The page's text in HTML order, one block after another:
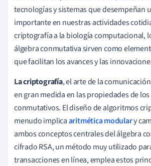
tecnologías y sistemas que desempeñan
importante en nuestras actividades
criptografía a la biología computacional,
álgebra conmutativa sirven como
que facilitan los avances y las
La criptografía, el arte de la
en gran medida en las propiedades de
conmutativos. El diseño de algoritmos
menudo implicaaritmética modulary
ambos conceptos centrales del álgebra
cifrado RSA, un método muy utilizado
transacciones en línea, emplea estos